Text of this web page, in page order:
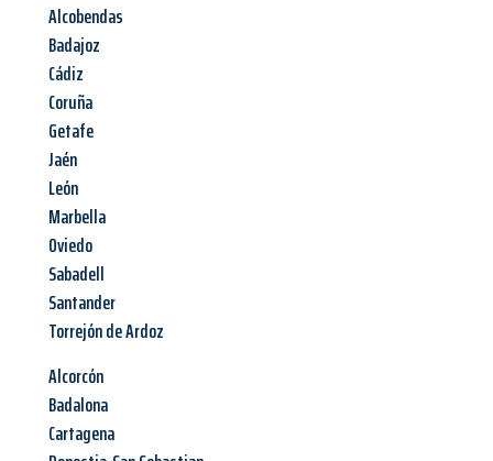
Alcobendas
Badajoz
Cádiz
Coruña
Getafe
Jaén
León
Marbella
Oviedo
Sabadell
Santander
Torrejón de Ardoz
Alcorcón
Badalona
Cartagena